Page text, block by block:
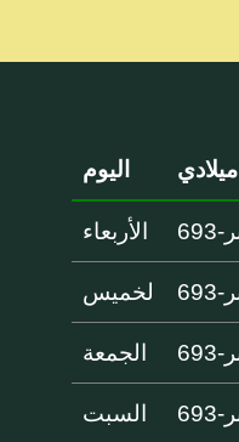
ميلادي اليوم
الأربعاء
لخميس
الجمعة
السبت